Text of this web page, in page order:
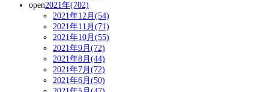
open2021年(702)
2021年12月(54)
2021年11月(71)
2021年10月(55)
2021年9月(72)
2021年8月(44)
2021年7月(72)
2021年6月(50)